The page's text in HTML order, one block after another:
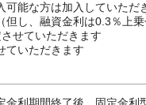
能な方は加入していた
し、融資金利は0.3％上乗
せていただきます
ていただきます